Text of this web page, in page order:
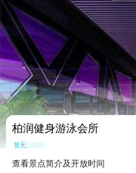
柏润健身游泳会所
暂无点评
查看景点简介及开放时间
